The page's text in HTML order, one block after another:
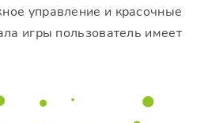
управление и красочные
игры пользователь имеет